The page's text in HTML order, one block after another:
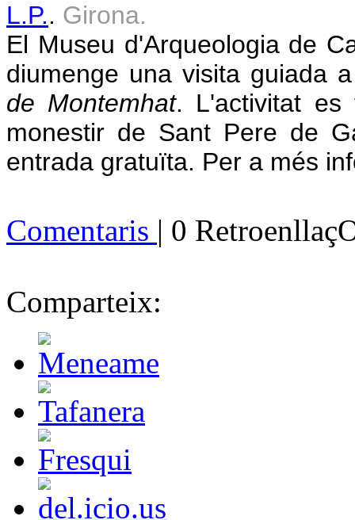
L.P.. Girona.
El Museu d'Arqueologia de
diumenge una visita guiada
de Montemhat. L'activitat
monestir de Sant Pere de
entrada gratuïta. Per a més
Comentaris | 0
Comparteix: